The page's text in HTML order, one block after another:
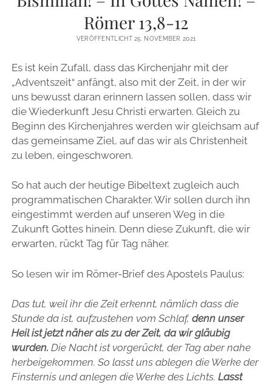
ZUR PERSON
instagram
email
Römer 13,8-12
VERÖFFENTLICHT 25. NOVEMBER 2021
Es ist kein Zufall, dass das Kirchenjahr mit der
„Adventszeit“ anfängt, also mit der Zeit, in der wir
uns bewusst daran erinnern lassen sollen, dass wir
die Wiederkunft Jesu Christi erwarten. Gleich zu
Beginn des Kirchenjahres werden wir gleichsam auf
das gemeinsame Ziel, auf das wir als Christenheit
zu leben, eingeschworen.
So hat auch der heutige Bibeltext zugleich auch
programmatischen Charakter. Wir sollen durch ihn
eingestimmt werden auf unseren Weg in die
Zukunft Gottes hinein. Denn diese Zukunft, die wir
erwarten, rückt Tag für Tag näher.
So lesen wir im Römer-Brief des Apostels Paulus:
Das tut, weil ihr die Zeit erkennt, nämlich dass die
Stunde da ist, aufzustehen vom Schlaf, denn unser
Heil ist jetzt näher als zu der Zeit, da wir gläubig
wurden. Die Nacht ist vorgerückt, der Tag aber nahe
herbeigekommen. So lasst uns ablegen die Werke der
Finsternis und anlegen die Werke des Lichts. Lasst